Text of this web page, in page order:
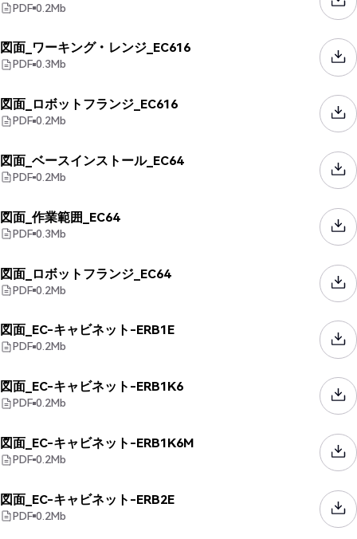
PDF 0.2Mb
図面_ワーキング・レンジ_EC616
PDF 0.3Mb
図面_ロボットフランジ_EC616
PDF 0.2Mb
図面_ベースインストール_EC64
PDF 0.2Mb
図面_作業範囲_EC64
PDF 0.3Mb
図面_ロボットフランジ_EC64
PDF 0.2Mb
図面_EC-キャビネット-ERB1E
PDF 0.2Mb
図面_EC-キャビネット-ERB1K6
PDF 0.2Mb
図面_EC-キャビネット-ERB1K6M
PDF 0.2Mb
図面_EC-キャビネット-ERB2E
PDF 0.2Mb